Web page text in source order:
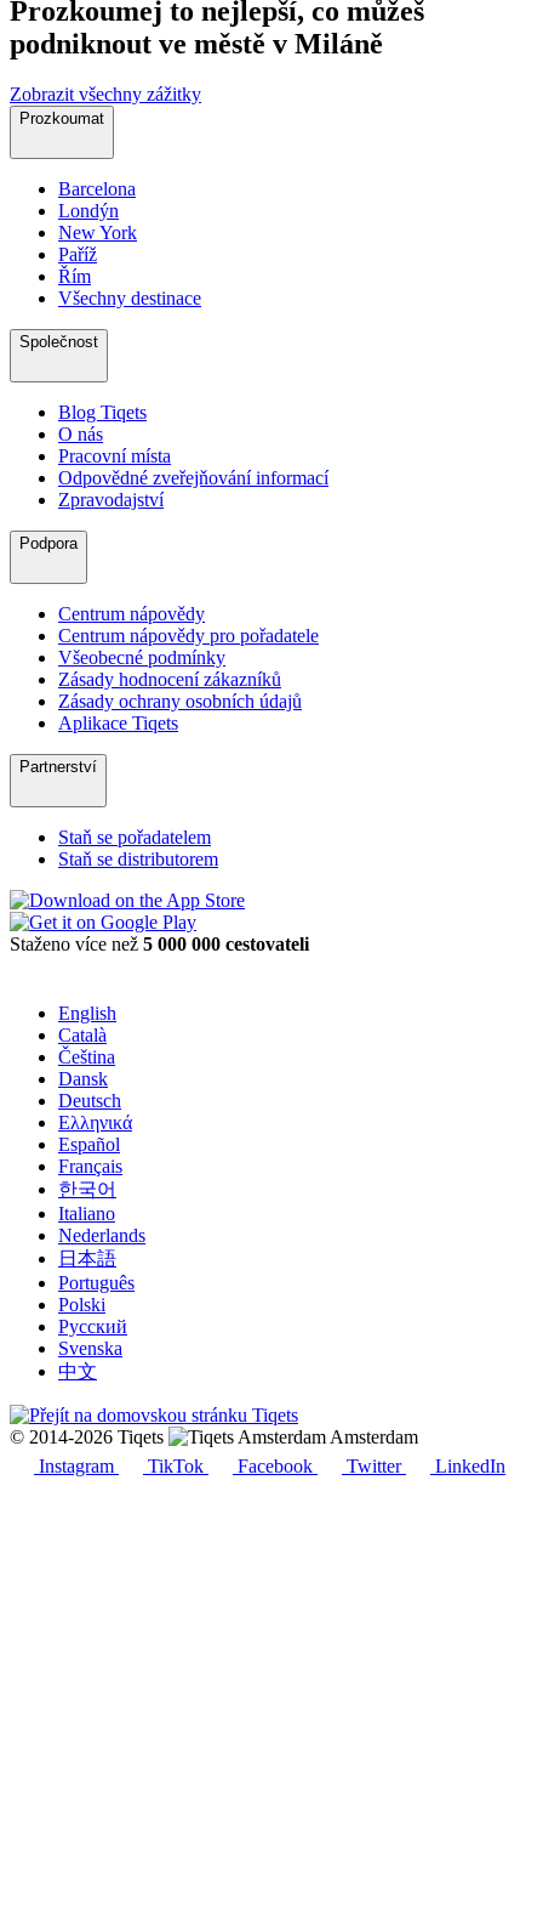
Prozkoumej to nejlepší, co můžeš
podniknout ve městě v Miláně
Zobrazit všechny zážitky
Prozkoumat
Barcelona
Londýn
New York
Paříž
Řím
Všechny destinace
Společnost
Blog Tiqets
O nás
Pracovní místa
Odpovědné zveřejňování informací
Zpravodajství
Podpora
Centrum nápovědy
Centrum nápovědy pro pořadatele
Všeobecné podmínky
Zásady hodnocení zákazníků
Zásady ochrany osobních údajů
Aplikace Tiqets
Partnerství
Staň se pořadatelem
Staň se distributorem
Staženo více než 5 000 000 cestovateli
English
Català
Čeština
Dansk
Deutsch
Ελληνικά
Español
Français
한국어
Italiano
Nederlands
日本語
Português
Polski
Русский
Svenska
中文
© 2014-2026 Tiqets
Amsterdam
Instagram
TikTok Facebook Twitter LinkedIn